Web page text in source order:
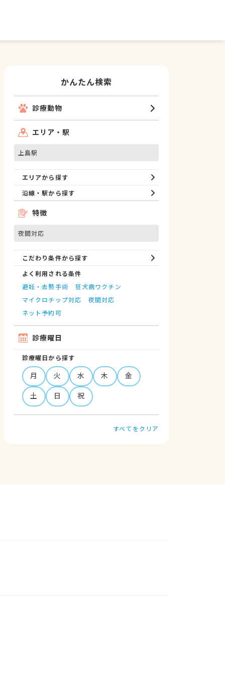
かんたん検索
診療動物
エリア・駅
上島駅
エリアから探す
沿線・駅から探す
特徴
夜間対応
こだわり条件から探す
よく利用される条件
避妊・去勢手術
狂犬病ワクチン
マイクロチップ対応
夜間対応
ネット予約可
診療曜日
診療曜日から探す
月 火 水 木
金
土
日 祝
すべてをクリア